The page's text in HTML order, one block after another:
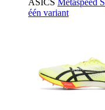
één variant